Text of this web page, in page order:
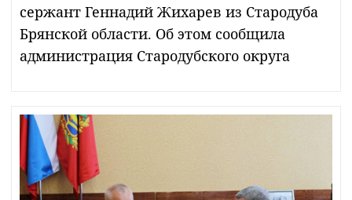
сержант Геннадий Жихарев из Стародуба
Брянской области. Об этом сообщила
администрация Стародубского округа